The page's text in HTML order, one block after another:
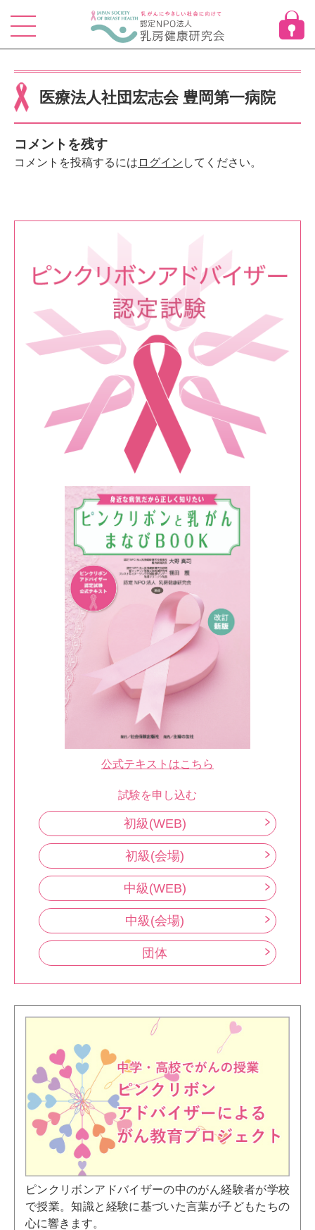
医療法人社団宏志会 豊岡第一病院
コメントを残す
コメントを投稿するには ログイン してください。
公式テキストはこちら
試験を申し込む
初級(WEB)
初級(会場)
中級(WEB)
中級(会場)
団体
ピンクリボンアドバイザーの中のがん経験者が学校
で授業。知識と経験に基づいた言葉が子どもたちの
心に響きます。